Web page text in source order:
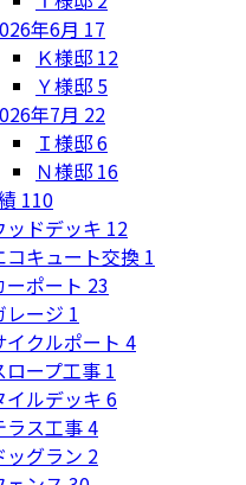
年6月 17
Ｋ様邸 12
Ｙ様邸 5
年7月 22
Ｉ様邸6
Ｎ様邸 16
110
ッドデッキ 12
コキュート交換 1
ーポート 23
レージ 1
イクルポート 4
ロープ工事 1
イルデッキ 6
ラス工事4
ッグラン 2